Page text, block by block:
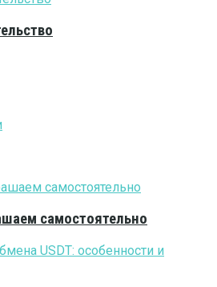
самостоятельно